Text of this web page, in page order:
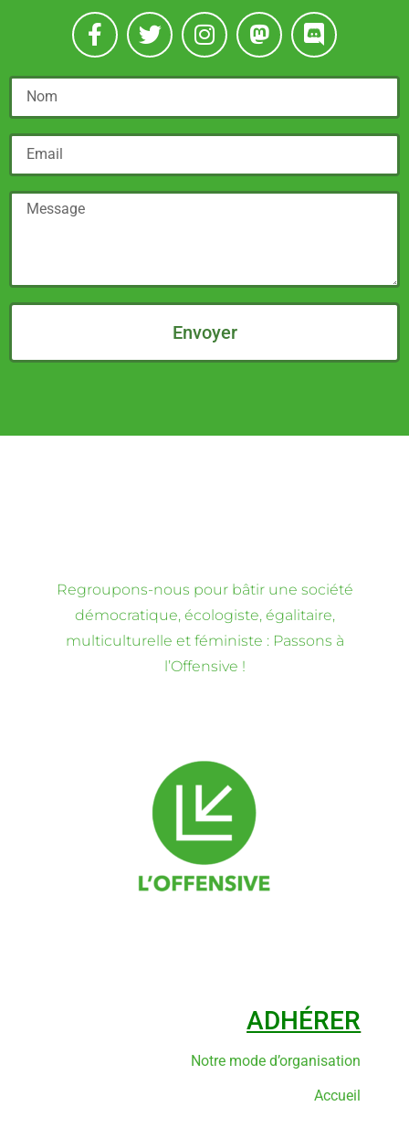
Envoyer
Regroupons-nous pour bâtir une société
démocratique, écologiste, égalitaire,
multiculturelle et féministe : Passons à
l’Offensive !
ADHÉRER
Notre mode d’organisation
Accueil